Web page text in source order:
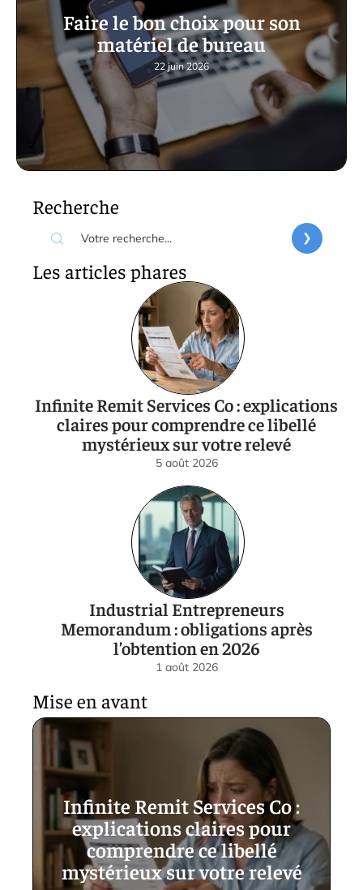
Faire le bon choix pour son
matériel de bureau
22 juin 2026
Recherche
Les articles phares
Infinite Remit Services Co : explications
claires pour comprendre ce libellé
mystérieux sur votre relevé
5 août 2026
Industrial Entrepreneurs
Memorandum : obligations après
l’obtention en 2026
1 août 2026
Mise en avant
Infinite Remit Services Co :
explications claires pour
comprendre ce libellé
mystérieux sur votre relevé